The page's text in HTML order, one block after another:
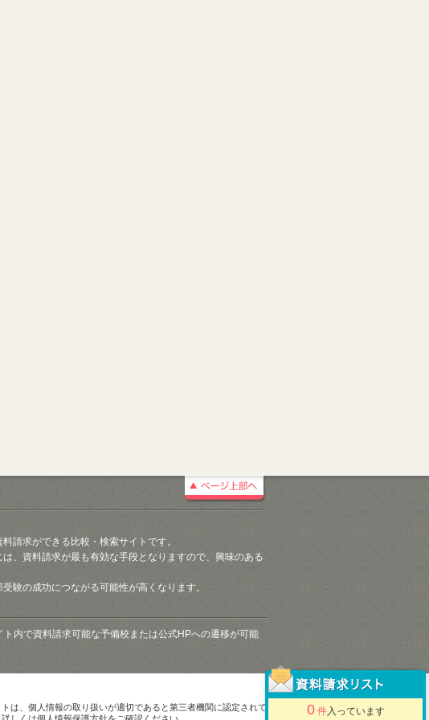
0 件入っています
請求ができる比較・検索サイトです。
、資料請求が最も有効な手段となりますので、興味のある
験の成功につながる可能性が高くなります。
内で資料請求可能な予備校または公式HPへの遷移が可能
トは、個人情報の取り扱いが適切であると第三者機関に認定されて
しくは個人情報保護方針をご確認ください。